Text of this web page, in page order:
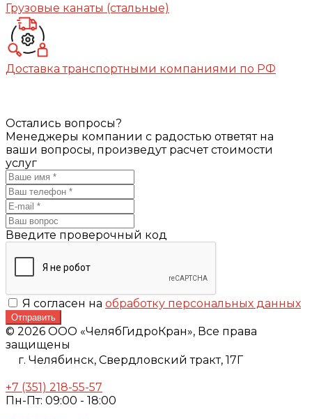
Грузовые канаты (стальные)
Доставка транспортными компаниями по РФ
Остались вопросы?
Менеджеры компании с радостью ответят на
ваши вопросы, произведут расчет стоимости
услуг
Введите проверочный код
Я согласен на обработку персональных данных
Отправить
© 2026 ООО «ЧелябГидроКран», Все права
защищены
г. Челябинск, Свердловский тракт, 17Г
+7 (351) 218-55-57
Пн-Пт: 09:00 - 18:00